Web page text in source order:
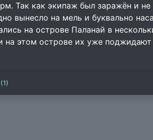
Так как экипаж был заражён и не
вынесло на мель и буквально
на острове Паланай в
на этом острове их уже